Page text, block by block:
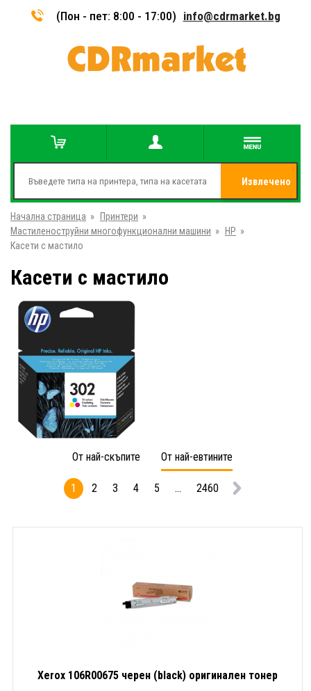
(Пон - пет: 8:00 - 17:00) info@cdrmarket.bg
Извлечено
Начална страница » Принтери »
Мастиленоструйни многофункционални машини » HP »
Касети с мастило
Касети с мастило
От най-скъпите От най-евтините
1 2 3 4 5 ... 2460
Xerox 106R00675 черен (black) оригинален тонер